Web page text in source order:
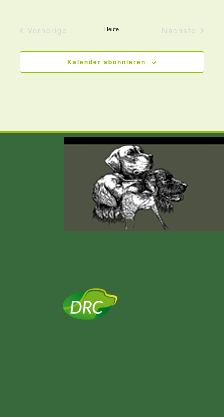
Vorherige
Heute
Nächste
Kalender abonnieren